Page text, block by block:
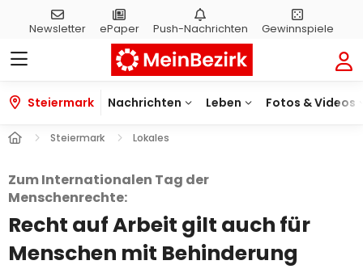
Newsletter ePaper Push-Nachrichten Gewinnspiele
Steiermark Nachrichten Leben Fotos & Videos
Steiermark Lokales
Zum Internationalen Tag der
Menschenrechte:
Recht auf Arbeit gilt auch für
Menschen mit Behinderung